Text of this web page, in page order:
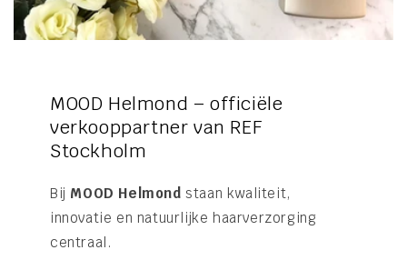
MOOD Helmond – officiële
verkooppartner van REF
Stockholm
Bij MOOD Helmond staan kwaliteit,
innovatie en natuurlijke haarverzorging
centraal.